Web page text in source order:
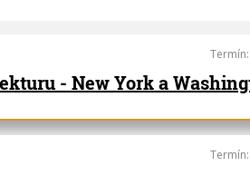
Termín:
- New York a
Termín: